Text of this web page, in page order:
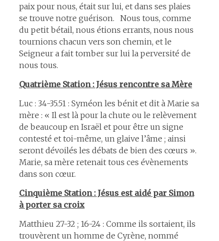
paix pour nous, était sur lui, et dans ses plaies
se trouve notre guérison. Nous tous, comme
du petit bétail, nous étions errants, nous nous
tournions chacun vers son chemin, et le
Seigneur a fait tomber sur lui la perversité de
nous tous.
Quatrième Station : Jésus rencontre sa Mère
Luc : 34-35.51 : Syméon les bénit et dit à Marie sa
mère : « Il est là pour la chute ou le relèvement
de beaucoup en Israël et pour être un signe
contesté et toi-même, un glaive l’âme ; ainsi
seront dévoilés les débats de bien des cœurs ».
Marie, sa mère retenait tous ces évènements
dans son cœur.
Cinquième Station : Jésus est aidé par Simon
à porter sa croix
Matthieu 27-32 ; 16-24 : Comme ils sortaient, ils
trouvèrent un homme de Cyrène, nommé